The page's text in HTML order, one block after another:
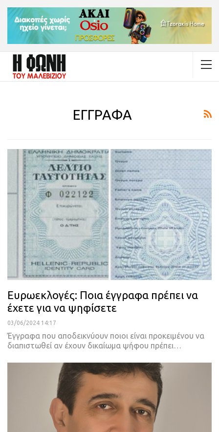
ΕΓΓΡΑΦΑ
Ευρωεκλογές: Ποια έγγραφα πρέπει να
έχετε για να ψηφίσετε
03/06/2024 14:17
Έγγραφα που αποδεικνύουν ποιοι είναι προκειμένου να
διαπιστωθεί αν έχουν δικαίωμα ψήφου πρέπει…